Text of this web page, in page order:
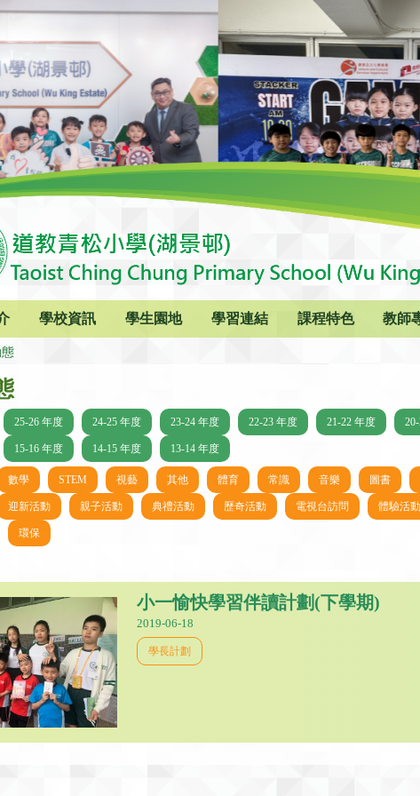
學校資訊 學生園地 學習連結 課程特色 教師
25-26 年度 24-25 年度 23-24 年度 22-23 年度 21-22 年度
15-16 年度 14-15 年度 13-14 年度
數學 STEM 視藝 其他 體育 常識 音樂 圖書
迎新活動 親子活動 典禮活動 歷奇活動 電視台訪問 體驗活動
環保
小一愉快學習伴讀計劃(下學期)
2019-06-18
學長計劃